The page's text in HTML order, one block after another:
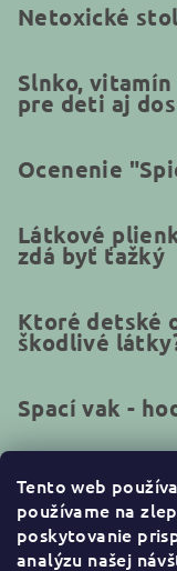
Tento web
používame na
poskytovanie
analýzu našej
Netoxické
Slnko,
pre deti aj
Ocenenie
Látkové
zdá byť ťažký
Ktoré detské
škodlivé
Spací vak -
Kontakt